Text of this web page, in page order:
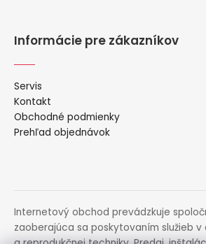
Informácie pre zákazníkov
Servis
Kontakt
Obchodné podmienky
Prehľad objednávok
Internetový obchod prevádzkuje
zaoberajúca sa poskytovaním služieb v